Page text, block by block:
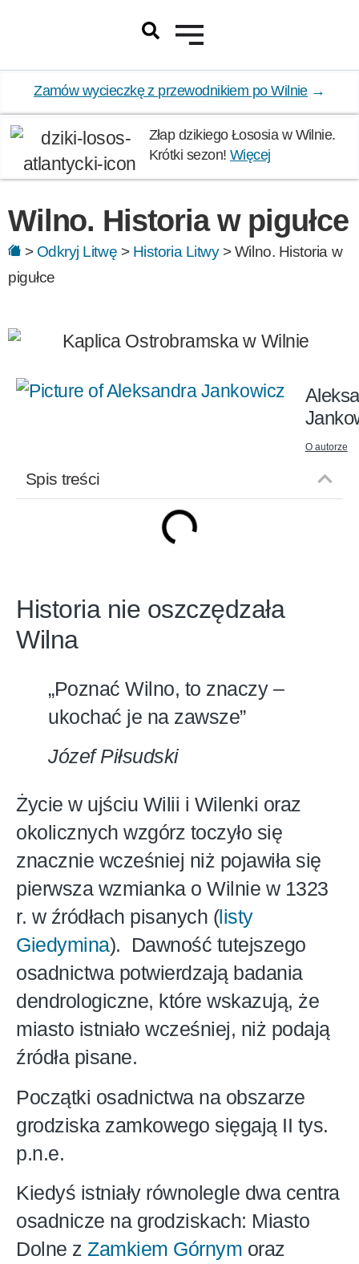
Zamów wycieczkę z przewodnikiem po Wilnie→
Złap dzikiego Łososia w Wilnie.
Krótki sezon! Więcej
Wilno. Historia w pigułce
> Odkryj Litwę > Historia Litwy>Wilno. Historia w
pigułce
O autorze
Spis treści
Historia nie oszczędzała
Wilna
„Poznać Wilno, to znaczy –
ukochać je na zawsze”
Józef Piłsudski
Życie w ujściu Wilii i Wilenki oraz
okolicznych wzgórz toczyło się
znacznie wcześniej niż pojawiła się
pierwsza wzmianka o Wilnie w 1323
r. w źródłach pisanych (listy
Giedymina). Dawność tutejszego
osadnictwa potwierdzają badania
dendrologiczne, które wskazują, że
miasto istniało wcześniej, niż podają
źródła pisane.
Początki osadnictwa na obszarze
grodziska zamkowego sięgają II tys.
p.n.e.
Kiedyś istniały równolegle dwa centra
osadnicze na grodziskach: Miasto
Dolne z Zamkiem Górnym oraz